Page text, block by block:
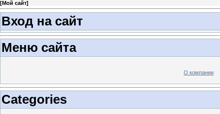
[Мой сайт]
Вход на сайт
Меню сайта
О компании
Categories